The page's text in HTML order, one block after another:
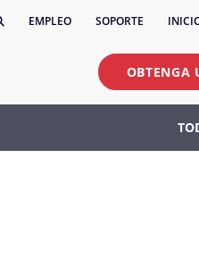
EMPLEO SOPORTE
OBTENGA